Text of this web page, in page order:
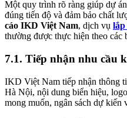
Một quy trình rõ ràng giúp dự
đúng tiến độ và đảm bảo chất
cáo IKD Việt Nam, dịch vụ lắp
thường được thực hiện theo các
7.1. Tiếp nhận nhu cầu
IKD Việt Nam tiếp nhận thông
Hà Nội, nội dung biển hiệu,
mong muốn, ngân sách dự kiến